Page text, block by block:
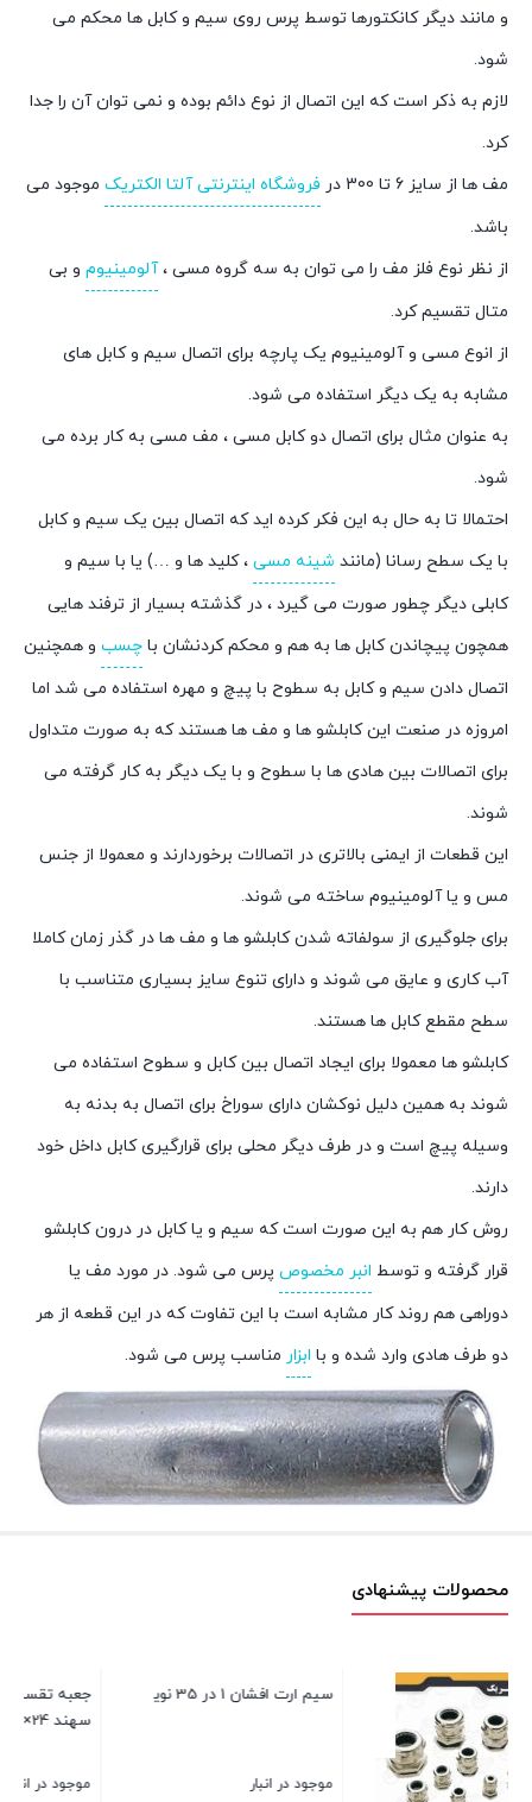
و مانند دیگر کانکتورها توسط پرس روی سیم و کابل ها محکم می
شود.
لازم به ذکر است که این اتصال از نوع دائم بوده و نمی توان آن را جدا
کرد.
مف ها از سایز 6 تا 300 در
فروشگاه اینترنتی آلتا الکتریک موجود می
باشد.
از نظر نوع فلز مف را می توان به سه گروه مسی ،آلومینیوم و بی
متال تقسیم کرد.
از انوع مسی و آلومینیوم یک پارچه برای اتصال سیم و کابل های
مشابه به یک دیگر استفاده می شود.
به عنوان مثال برای اتصال دو کابل مسی ، مف مسی به کار برده می
شود.
احتمالا تا به حال به این فکر کرده اید که اتصال بین یک سیم و کابل
با یک سطح رسانا (مانند شینه مسی ، کلید ها و …) یا با سیم و
کابلی دیگر چطور صورت می گیرد ، در گذشته بسیار از ترفند هایی
همچون پیچاندن کابل ها به هم و محکم کردنشان با چسب و همچنین
اتصال دادن سیم و کابل به سطوح با پیچ و مهره استفاده می شد اما
امروزه در صنعت این کابلشو ها و مف ها هستند که به صورت متداول
برای اتصالات بین هادی ها با سطوح و با یک دیگر به کار گرفته می
شوند.
این قطعات از ایمنی بالاتری در اتصالات برخوردارند و معمولا از جنس
مس و یا آلومینیوم ساخته می شوند.
برای جلوگیری از سولفاته شدن کابلشو ها و مف ها در گذر زمان کاملا
آب کاری و عایق می شوند و دارای تنوع سایز بسیاری متناسب با
سطح مقطع کابل ها هستند.
کابلشو ها معمولا برای ایجاد اتصال بین کابل و سطوح استفاده می
شوند به همین دلیل نوکشان دارای سوراخ برای اتصال به بدنه به
وسیله پیچ است و در طرف دیگر محلی برای قرارگیری کابل داخل خود
دارند.
روش کار هم به این صورت است که سیم و یا کابل در درون کابلشو
قرار گرفته و توسط انبر مخصوص پرس می شود. در مورد مف یا
دوراهی هم روند کار مشابه است با این تفاوت که در این قطعه از هر
دو طرف هادی وارد شده و با ابزار مناسب پرس می شود.
محصولات پیشنهادی
سیم ارت افشان 1 در 35 نوید
جعبه تقسیم روکار پلاستیکی